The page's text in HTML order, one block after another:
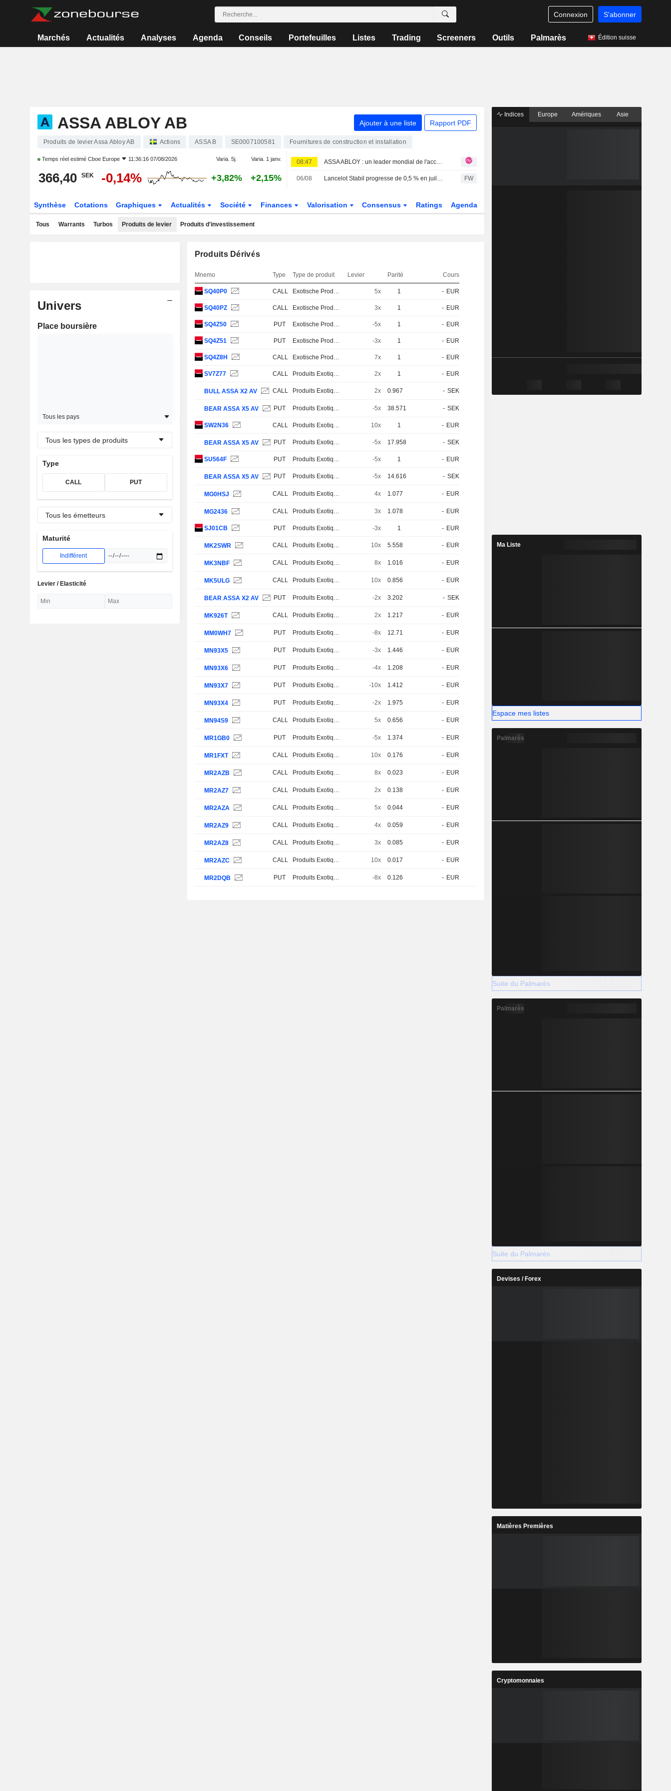
Connexion S'abonner
Marchés Actualités Analyses Agenda Conseils Portefeuilles Listes Trading Screeners Outils Palmarès Édition suisse
ASSA ABLOY AB Ajouter à une liste Rapport PDF
Produits de levier Assa Abloy AB Actions ASSA B SE0007100581 Fournitures de construction et installation
Temps réel estimé Cboe Europe 11:36:16 07/08/2026 Varia. 5j. Varia. 1 janv.
366,40 SEK -0,14% +3,82% +2,15%
08:47 ASSA ABLOY : un leader mondial de l'accès aux performances durables
06/08 Lancelot Stabil progresse de 0,5 % en juillet - Epiroc intègre le portefeuille FW
Synthèse Cotations Graphiques Actualités Société Finances Valorisation Consensus Ratings Agenda
Tous Warrants Turbos Produits de levier Produits d'investissement
Univers
Place boursière
Tous les pays
Tous les types de produits
Type
CALL PUT
Tous les émetteurs
Maturité
Indifférent
Levier / Elasticité
Produits Dérivés
Mnemo Type Type de produit Levier Parité Cours
SQ40P0 CALL Exotische Produkte 5x 1 - EUR
SQ40PZ CALL Exotische Produkte 3x 1 - EUR
SQ4Z50 PUT Exotische Produkte -5x 1 - EUR
SQ4Z51 PUT Exotische Produkte -3x 1 - EUR
SQ4Z8H CALL Exotische Produkte 7x 1 - EUR
SV7Z77 CALL Produits Exotiques 2x 1 - EUR
BULL ASSA X2 AV CALL Produits Exotiques 2x 0.967 - SEK
BEAR ASSA X5 AV PUT Produits Exotiques -5x 38.571 - SEK
SW2N36 CALL Produits Exotiques 10x 1 - EUR
BEAR ASSA X5 AV PUT Produits Exotiques -5x 17.958 - SEK
SU564F PUT Produits Exotiques -5x 1 - EUR
BEAR ASSA X5 AV PUT Produits Exotiques -5x 14.616 - SEK
MG0HSJ CALL Produits Exotiques 4x 1.077 - EUR
MG2436 CALL Produits Exotiques 3x 1.078 - EUR
SJ01CB PUT Produits Exotiques -3x 1 - EUR
MK2SWR CALL Produits Exotiques 10x 5.558 - EUR
MK3NBF CALL Produits Exotiques 8x 1.016 - EUR
MK5ULG CALL Produits Exotiques 10x 0.856 - EUR
BEAR ASSA X2 AV PUT Produits Exotiques -2x 3.202 - SEK
MK926T CALL Produits Exotiques 2x 1.217 - EUR
MM0WH7 PUT Produits Exotiques -8x 12.71 - EUR
MN93X5 PUT Produits Exotiques -3x 1.446 - EUR
MN93X6 PUT Produits Exotiques -4x 1.208 - EUR
MN93X7 PUT Produits Exotiques -10x 1.412 - EUR
MN93X4 PUT Produits Exotiques -2x 1.975 - EUR
MN94S9 CALL Produits Exotiques 5x 0.656 - EUR
MR1GB0 PUT Produits Exotiques -5x 1.374 - EUR
MR1FXT CALL Produits Exotiques 10x 0.176 - EUR
MR2AZB CALL Produits Exotiques 8x 0.023 - EUR
MR2AZ7 CALL Produits Exotiques 2x 0.138 - EUR
MR2AZA CALL Produits Exotiques 5x 0.044 - EUR
MR2AZ9 CALL Produits Exotiques 4x 0.059 - EUR
MR2AZ8 CALL Produits Exotiques 3x 0.085 - EUR
MR2AZC CALL Produits Exotiques 10x 0.017 - EUR
MR2DQB PUT Produits Exotiques -8x 0.126 - EUR
Indices Europe Amériques Asie
Ma Liste
Espace mes listes
Palmarès
Suite du Palmarès
Palmarès
Suite du Palmarès
Devises / Forex
Matières Premières
Cryptomonnaies